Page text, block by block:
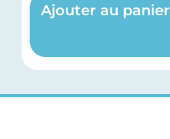
Ajouter au panier